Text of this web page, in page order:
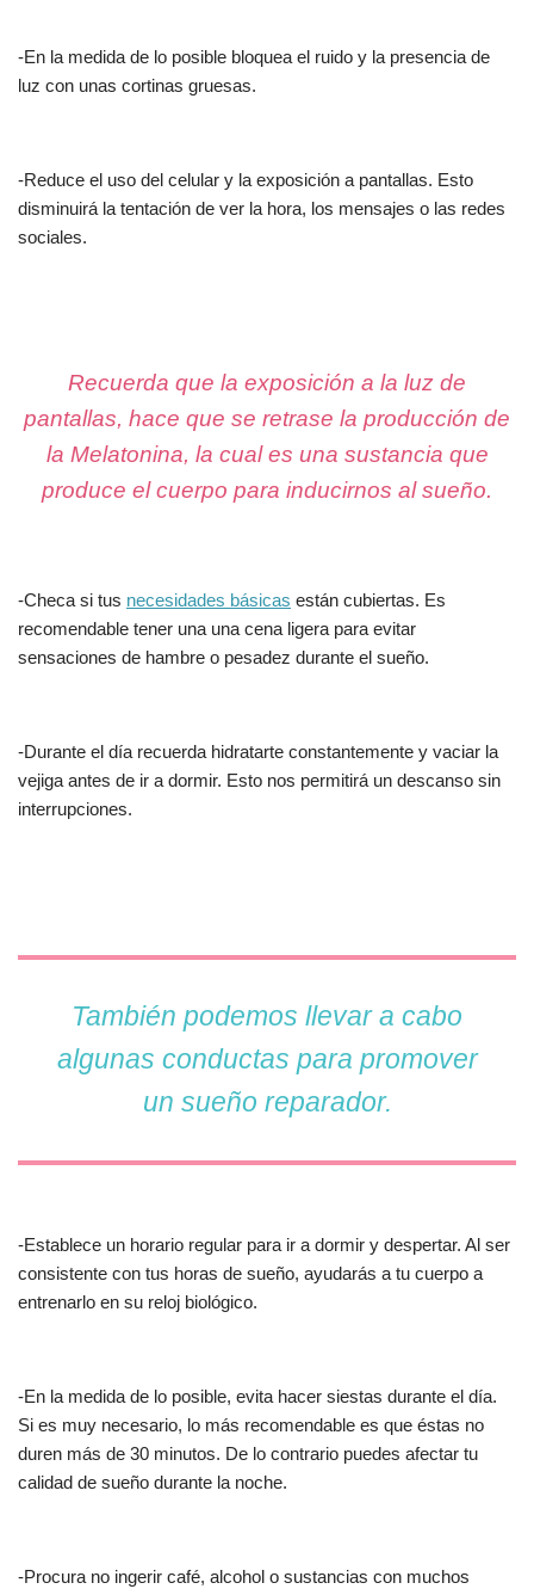
-En la medida de lo posible bloquea el ruido y la presencia de
luz con unas cortinas gruesas.
-Reduce el uso del celular y la exposición a pantallas. Esto
disminuirá la tentación de ver la hora, los mensajes o las redes
sociales.
Recuerda que la exposición a la luz de
pantallas, hace que se retrase la producción de
la Melatonina, la cual es una sustancia que
produce el cuerpo para inducirnos al sueño.
-Checa si tus necesidades básicas están cubiertas. Es
recomendable tener una una cena ligera para evitar
sensaciones de hambre o pesadez durante el sueño.
-Durante el día recuerda hidratarte constantemente y vaciar la
vejiga antes de ir a dormir. Esto nos permitirá un descanso sin
interrupciones.
También podemos llevar a cabo
algunas conductas para promover
un sueño reparador.
-Establece un horario regular para ir a dormir y despertar. Al ser
consistente con tus horas de sueño, ayudarás a tu cuerpo a
entrenarlo en su reloj biológico.
-En la medida de lo posible, evita hacer siestas durante el día.
Si es muy necesario, lo más recomendable es que éstas no
duren más de 30 minutos. De lo contrario puedes afectar tu
calidad de sueño durante la noche.
-Procura no ingerir café, alcohol o sustancias con muchos